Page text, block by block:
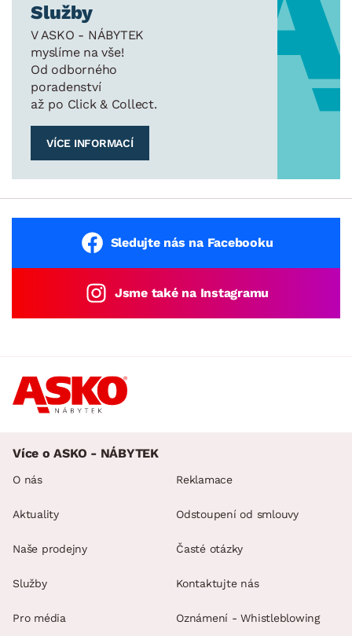
Služby
V ASKO - NÁBYTEK
myslíme na vše!
Od odborného
poradenství
až po Click & Collect.
VÍCE INFORMACÍ
Sledujte nás na Facebooku
Jsme také na Instagramu
Více o ASKO - NÁBYTEK
O nás
Aktuality
Naše prodejny
Služby
Pro média
Reklamace
Odstoupení od smlouvy
Časté otázky
Kontaktujte nás
Oznámení - Whistleblowing